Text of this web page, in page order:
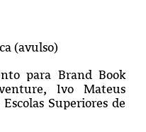
(avulso)
para Brand Book
Ivo Mateus
Superiores de